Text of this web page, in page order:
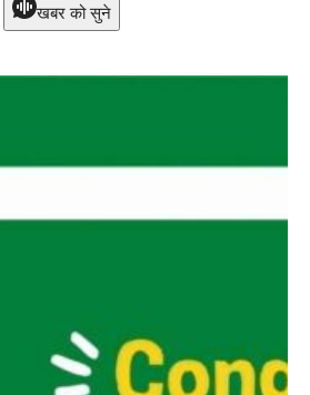
खबर को सुने